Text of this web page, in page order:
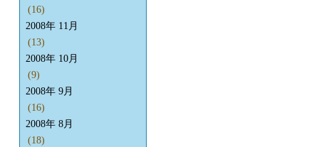
(16)
2008年 11月
(13)
2008年 10月
(9)
2008年 9月
(16)
2008年 8月
(18)